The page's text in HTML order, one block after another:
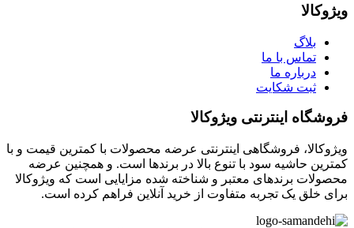
ویژوکالا
بلاگ
تماس با ما
درباره ما
ثبت شکایت
فروشگاه اینترنتی ویژوکالا
ویژوکالا، فروشگاهی اینترنتی عرضه محصولات با کمترین قیمت و با
کمترین حاشیه سود با تنوع بالا در برندها است. و همچنین عرضه
محصولات برندهای معتبر و شناخته شده مزایایی است که ویژوکالا
برای خلق یک تجربه متفاوت از خرید آنلاین فراهم کرده است.